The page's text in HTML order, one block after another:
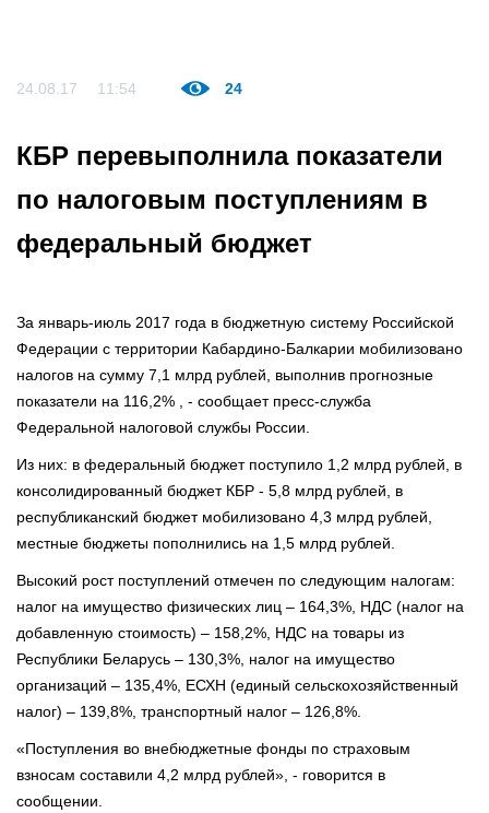
24.08.17 11:54 24
КБР перевыполнила показатели
по налоговым поступлениям в
федеральный бюджет
За январь-июль 2017 года в бюджетную систему Российской
Федерации с территории Кабардино-Балкарии мобилизовано
налогов на сумму 7,1 млрд рублей, выполнив прогнозные
показатели на 116,2% , - сообщает пресс-служба
Федеральной налоговой службы России.
Из них: в федеральный бюджет поступило 1,2 млрд рублей, в
консолидированный бюджет КБР - 5,8 млрд рублей, в
республиканский бюджет мобилизовано 4,3 млрд рублей,
местные бюджеты пополнились на 1,5 млрд рублей.
Высокий рост поступлений отмечен по следующим налогам:
налог на имущество физических лиц – 164,3%, НДС (налог на
добавленную стоимость) – 158,2%, НДС на товары из
Республики Беларусь – 130,3%, налог на имущество
организаций – 135,4%, ЕСХН (единый сельскохозяйственный
налог) – 139,8%, транспортный налог – 126,8%.
«Поступления во внебюджетные фонды по страховым
взносам составили 4,2 млрд рублей», - говорится в
сообщении.